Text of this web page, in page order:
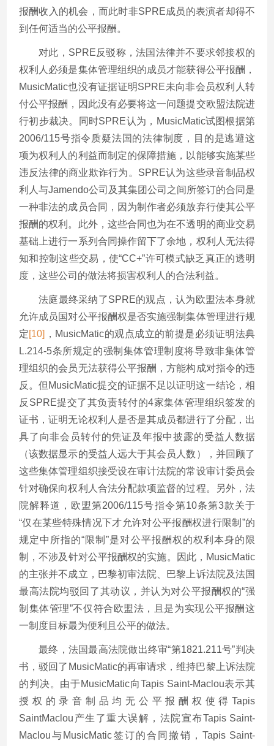
报酬收入的机会，而此时非SPRE成员的表演者却得不
到任何适当的公平报酬。
对此，SPRE反驳称，法国法律并不要求邻接权的
权利人必须是集体管理组织的成员才能获得公平报酬，
MusicMatic也没有证据证明SPRE未向非会员权利人转
付公平报酬，因此没有必要将这一问题提交欧盟法院进
行初步裁决。同时SPRE认为，MusicMatic试图根据第
2006/115号指令质疑法国的法律制度，目的是逃避这
项为权利人的利益而制定的保障措施，以能够实施某些
违反法律的商业欺诈行为。SPRE认为这些录音制品权
利人与Jamendo公司及其集团公司之间所签订的合同是
一种非法的成员合同，因为制作者必须放弃行使其公平
报酬的权利。此外，这些合同也为在不透明的商业交易
基础上进行一系列合同操作留下了余地，权利人无法得
知和控制这些交易，使“CC+”许可模式缺乏真正的透明
度，这些公司的做法将损害权利人的合法利益。
法庭最终采纳了SPRE的观点，认为欧盟法本身就
允许成员国对公平报酬权是否实施强制集体管理进行规
定[10] ，MusicMatic的观点成立的前提是必须证明法典
L.214-5条所规定的强制集体管理制度将导致非集体管
理组织的会员无法获得公平报酬，方能构成对指令的违
反。但MusicMatic提交的证据不足以证明这一结论，相
反SPRE提交了其负责转付的4家集体管理组织签发的
证书，证明无论权利人是否是其成员都进行了分配，出
具了向非会员转付的凭证及年报中披露的受益人数据
（该数据显示的受益人远大于其会员人数），并回顾了
这些集体管理组织接受设在审计法院的常设审计委员会
针对确保向权利人合法分配款项监督的过程。另外，法
院解释道，欧盟第2006/115号指令第10条第3款关于
“仅在某些特殊情况下才允许对公平报酬权进行限制”的
规定中所指的“限制”是对公平报酬权的权利本身的限
制，不涉及针对公平报酬权的实施。因此，MusicMatic
的主张并不成立，巴黎初审法院、巴黎上诉法院及法国
最高法院均驳回了其动议，并认为对公平报酬权的“强
制集体管理”不仅符合欧盟法，且是为实现公平报酬这
一制度目标最为便利且公平的做法。
最终，法国最高法院做出终审“第1821.211号”判决
书，驳回了MusicMatic的再审请求，维持巴黎上诉法院
的判决。由于MusicMatic向Tapis Saint-Maclou表示其
授权的录音制品均无公平报酬权使得Tapis
SaintMaclou产生了重大误解，法院宣布Tapis Saint-
Maclou与MusicMatic签订的合同撤销，Tapis Saint-